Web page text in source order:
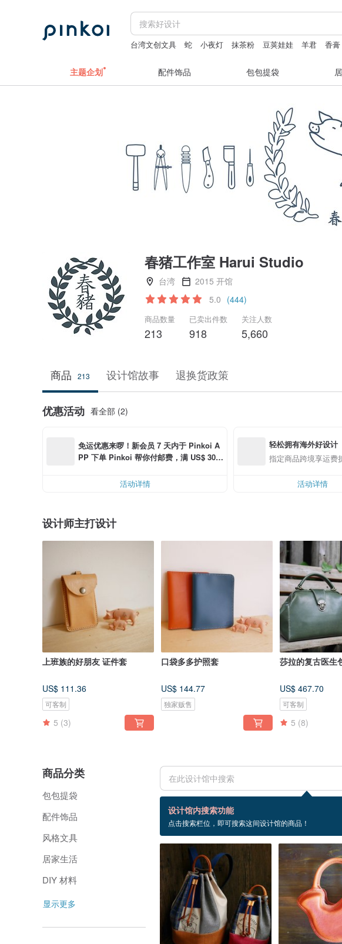
台湾文创文具 蛇 小夜灯 抹茶粉 豆荚娃娃 羊君 香膏
主题企划 配件饰品 包包提袋
春猪工作室 Harui Studio
台湾
2015 开馆
5.0 (444)
商品数量
213
已卖出件数
918
关注人数
5,660
商品 213 设计馆故事 退换货政策
优惠活动 看全部 (2)
免运优惠来啰！新会员 7 天内于 Pinkoi A
PP 下单 Pinkoi 帮你付邮费，满 US$ 30.0
活动详情
轻松拥有海外好设计
指定商品跨境享运费
活动详情
设计师主打设计
上班族的好朋友 证件套
US$ 111.36
可客制
5 (3)
口袋多多护照套
US$ 144.77
独家贩售
莎拉的复古医生
US$ 467.70
可客制
5 (8)
商品分类
包包提袋
配件饰品
风格文具
居家生活
DIY 材料
显示更多
设计馆内搜索功能
点击搜索栏位，即可搜索这间设计馆的商品！
165 个商品
handmade